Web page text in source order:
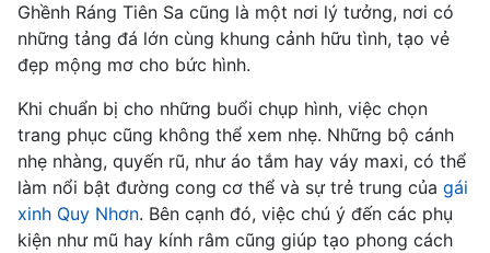
Ghềnh Ráng Tiên Sa cũng là một nơi lý tưởng, nơi có
những tảng đá lớn cùng khung cảnh hữu tình, tạo vẻ
đẹp mộng mơ cho bức hình.
Khi chuẩn bị cho những buổi chụp hình, việc chọn
trang phục cũng không thể xem nhẹ. Những bộ cánh
nhẹ nhàng, quyến rũ, như áo tắm hay váy maxi, có thể
làm nổi bật đường cong cơ thể và sự trẻ trung của gái
xinh Quy Nhơn. Bên cạnh đó, việc chú ý đến các phụ
kiện như mũ hay kính râm cũng giúp tạo phong cách